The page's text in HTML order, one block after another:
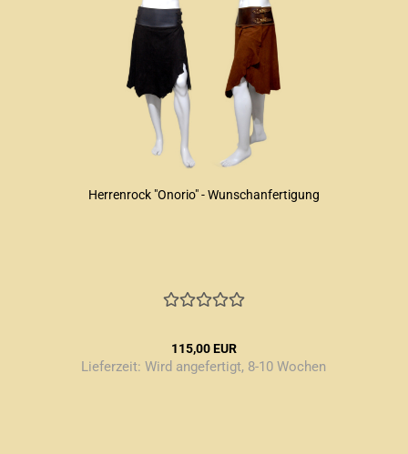
Herrenrock "Onorio" - Wunschanfertigung
115,00 EUR
Lieferzeit: Wird angefertigt, 8-10 Wochen